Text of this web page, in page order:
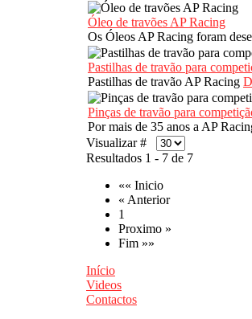
Óleo de travões AP Racing
Os Óleos AP Racing foram
Pastilhas de travão para
Pastilhas de travão AP Racing
Pinças de travão para
Por mais de 35 anos a AP
Visualizar #
Resultados 1 - 7 de 7
«« Inicio
« Anterior
1
Proximo »
Fim »»
Início
Videos
Contactos